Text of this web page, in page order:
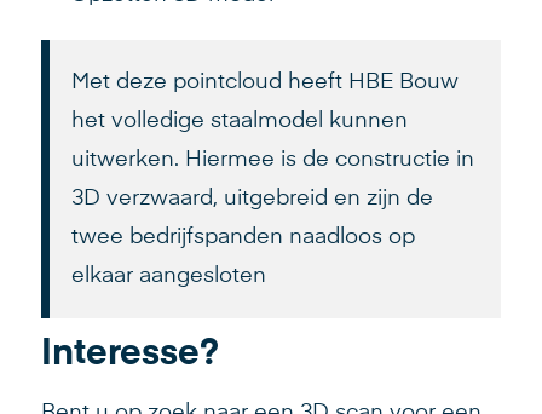
Met deze pointcloud heeft HBE Bouw
het volledige staalmodel kunnen
uitwerken. Hiermee is de constructie in
3D verzwaard, uitgebreid en zijn de
twee bedrijfspanden naadloos op
elkaar aangesloten
Interesse?